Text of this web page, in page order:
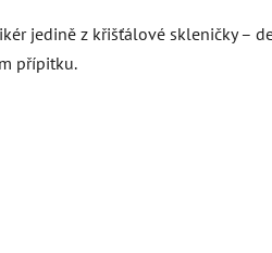
jedině z křišťálové skleničky –
přípitku.